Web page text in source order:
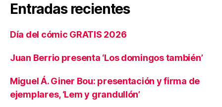
Entradas recientes
Día del cómic GRATIS 2026
Juan Berrio presenta ‘Los domingos también’
Miguel Á. Giner Bou: presentación y firma de
ejemplares, ‘Lem y grandullón’